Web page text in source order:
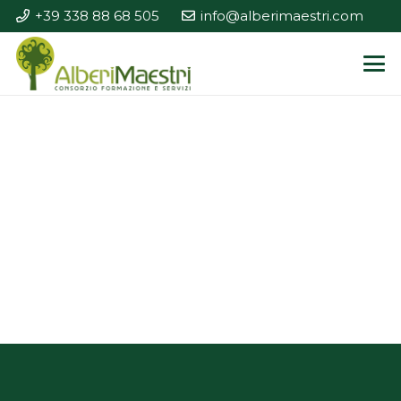
+39 338 88 68 505 info@alberimaestri.com